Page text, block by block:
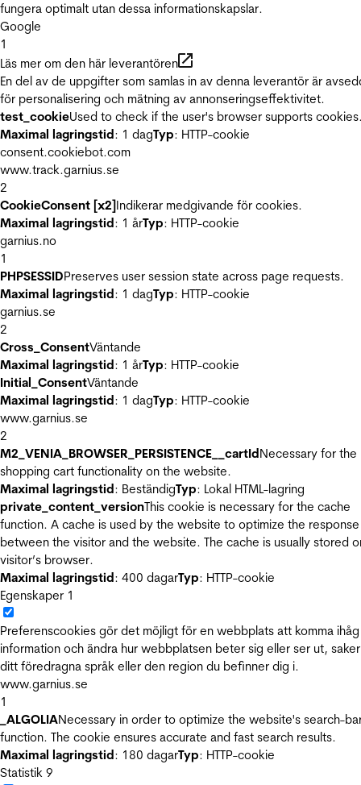
fungera optimalt utan dessa informationskapslar.
Google
1
Läs mer om den här leverantören
En del av de uppgifter som samlas in av denna leverantör är
för personalisering och mätning av annonseringseffektivitet.
test_cookieUsed to check if the user's browser supports
Maximal lagringstid: 1 dagTyp: HTTP-cookie
consent.cookiebot.com
www.track.garnius.se
2
CookieConsent [x2]Indikerar medgivande för cookies.
Maximal lagringstid: 1 årTyp: HTTP-cookie
garnius.no
1
PHPSESSIDPreserves user session state across page requests.
Maximal lagringstid: 1 dagTyp: HTTP-cookie
garnius.se
2
Cross_ConsentVäntande
Maximal lagringstid: 1 årTyp: HTTP-cookie
Initial_ConsentVäntande
Maximal lagringstid: 1 dagTyp: HTTP-cookie
www.garnius.se
2
M2_VENIA_BROWSER_PERSISTENCE__cartIdNecessary for the
shopping cart functionality on the website.
Maximal lagringstid: BeständigTyp: Lokal HTML-lagring
private_content_versionThis cookie is necessary for the cache
function. A cache is used by the website to optimize the
between the visitor and the website. The cache is usually stored
visitor’s browser.
Maximal lagringstid: 400 dagarTyp: HTTP-cookie
Egenskaper 1
Preferenscookies gör det möjligt för en webbplats att komma ihåg
information och ändra hur webbplatsen beter sig eller ser ut,
ditt föredragna språk eller den region du befinner dig i.
www.garnius.se
1
_ALGOLIANecessary in order to optimize the website's search-
function. The cookie ensures accurate and fast search results.
Maximal lagringstid: 180 dagarTyp: HTTP-cookie
Statistik 9